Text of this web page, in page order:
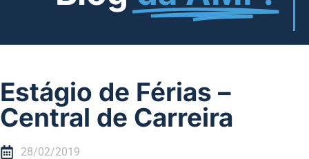
Estágio de Férias –
Central de Carreira
28/02/2019